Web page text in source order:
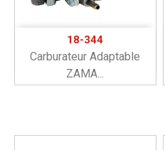
18-344
Carburateur Adaptable
ZAMA...